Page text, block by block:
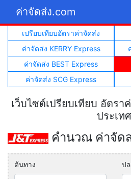
ค่าจัดส่ง.com
เปรียบเทียบอัตราค่าจัดส่ง
ค่าจัดส่ง KERRY Express
ค่าจัดส่ง BEST Express
ค่าจัดส่ง SCG Express
เว็บไซต์เปรียบเทียบ อัตร
ประเทศ
คำนวณ ค่าจัด
ต้นทาง ป